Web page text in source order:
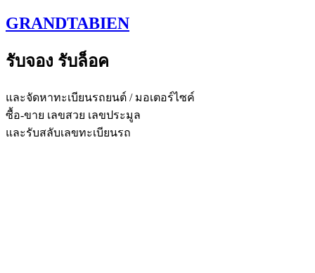
Skip
to
GRANDTABIEN
รับจอง รับล็อค
และจัดหาทะเบียนรถยนต์ / มอเตอร์ไซค์
ซื้อ-ขาย เลขสวย เลขประมูล
และรับสลับเลขทะเบียนรถ